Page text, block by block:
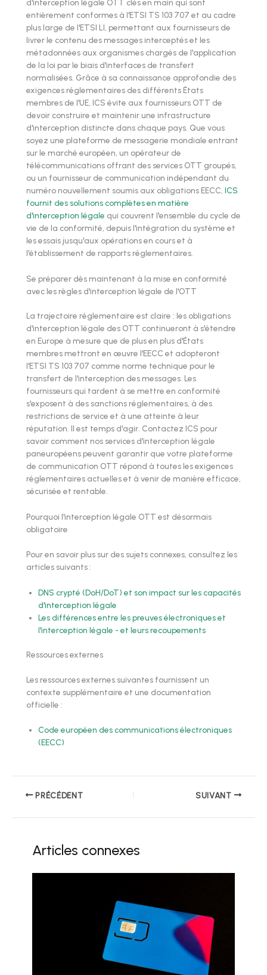
d'interception légale OTT clés en main qui sont
entièrement conformes à l'ETSI TS 103 707 et au cadre
plus large de l'ETSI LI, permettant aux fournisseurs de
livrer le contenu des messages interceptés et les
métadonnées aux organismes chargés de l'application
de la loi par le biais d'interfaces de transfert
normalisées. Grâce à sa connaissance approfondie des
exigences réglementaires des différents États
membres de l'UE, ICS évite aux fournisseurs OTT de
devoir construire et maintenir une infrastructure
d'interception distincte dans chaque pays. Que vous
soyez une plateforme de messagerie mondiale entrant
sur le marché européen, un opérateur de
télécommunications offrant des services OTT groupés,
ou un fournisseur de communication indépendant du
numéro nouvellement soumis aux obligations EECC, ICS
fournit des solutions complètes en matière
d'interception légale qui couvrent l'ensemble du cycle de
vie de la conformité, depuis l'intégration du système et
les essais jusqu'aux opérations en cours et à
l'établissement de rapports réglementaires.
Se préparer dès maintenant à la mise en conformité
avec les règles d'interception légale de l'OTT
La trajectoire réglementaire est claire : les obligations
d'interception légale des OTT continueront à s'étendre
en Europe à mesure que de plus en plus d'États
membres mettront en œuvre l'EECC et adopteront
l'ETSI TS 103 707 comme norme technique pour le
transfert de l'interception des messages. Les
fournisseurs qui tardent à se mettre en conformité
s'exposent à des sanctions réglementaires, à des
restrictions de service et à une atteinte à leur
réputation. Il est temps d'agir. Contactez ICS pour
savoir comment nos services d'interception légale
paneuropéens peuvent garantir que votre plateforme
de communication OTT répond à toutes les exigences
réglementaires actuelles et à venir de manière efficace,
sécurisée et rentable.
Pourquoi l'interception légale OTT est désormais
obligatoire
Pour en savoir plus sur des sujets connexes, consultez les
articles suivants :
DNS crypté (DoH/DoT) et son impact sur les capacités
d'interception légale
Les différences entre les preuves électroniques et
l'interception légale - et leurs recoupements
Ressources externes
Les ressources externes suivantes fournissent un
contexte supplémentaire et une documentation
officielle :
Code européen des communications électroniques
(EECC)
PRÉCÉDENT SUIVANT
Articles connexes